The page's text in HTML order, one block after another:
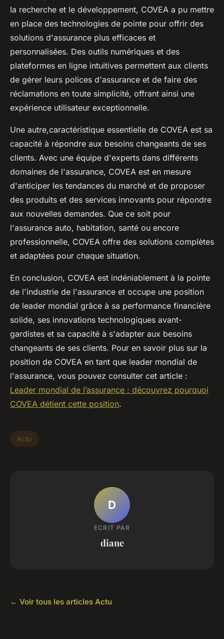
la recherche et le développement, COVEA a pu mettre
en place des technologies de pointe pour offrir des
solutions d'assurance plus efficaces et
personnalisées. Des outils numériques et des
plateformes en ligne intuitives permettent aux clients
de gérer leurs polices d'assurance et de faire des
réclamations en toute simplicité, offrant ainsi une
expérience utilisateur exceptionnelle.
Une autre,caractéristique essentielle de COVEA est sa
capacité à répondre aux besoins changeants de ses
clients. Avec une équipe d'experts dans différents
domaines de l'assurance, COVEA est en mesure
d'anticiper les tendances du marché et de proposer
des produits et des services innovants pour répondre
aux nouvelles demandes. Que ce soit pour
l'assurance auto, habitation, santé ou encore
professionnelle, COVEA offre des solutions complètes
et adaptées pour chaque situation.
En conclusion, COVEA est indéniablement à la pointe
de l'industrie de l'assurance et occupe une position
de leader mondial grâce à sa performance financière
solide, ses innovations technologiques avant-
gardistes et sa capacité à s'adapter aux besoins
changeants de ses clients. Pour en savoir plus sur la
position de COVEA en tant que leader mondial de
l'assurance, vous pouvez consulter cet article :
Leader mondial de l’assurance : découvrez pourquoi
COVEA détient cette position.
Actu
D
ECRIT PAR
diane
← Voir tous les articles Actu